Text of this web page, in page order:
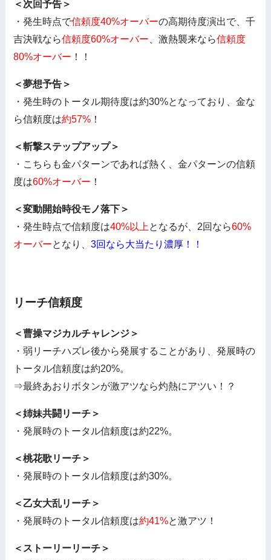
＜次回予告＞
・発生時点で信頼度40%オーバーの高期待度演出で、千
吉決戦なら信頼度60%オーバー 、激熱襲来なら信頼度
80%オーバー ！！
＜夢想予告＞
・発生時のトータル期待度は約30%となっており、金な
ら信頼度は約57% ！
＜斬撃ステップアップ＞
・こちらも金パターンであれば熱く、金パターンの信頼
度は60%オーバー ！
＜変動開始時役モノ落下＞
・発生時点で信頼度は40%以上 となるが、2回なら60%
オーバーとなり、3回なら大当たり濃厚！！
リーチ信頼度
＜曹操マジカルチャレンジ＞
・弱リーチハズレ後から発展することがあり、発展時の
トータル信頼度は約20%。
⇒最終あおりボタンが激アツなら灼熱にアツい！？
＜姉妹共闘リーチ＞
・発展時のトータル信頼度は約22%。
＜桃花歌リーチ＞
・発展時のトータル信頼度は約30%。
＜乙女大乱リーチ＞
・発展時のトータル信頼度は約41%と激アツ！
＜ストーリーリーチ＞